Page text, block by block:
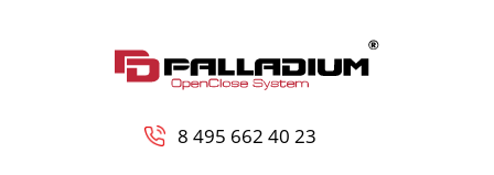
8 495 662 40 23